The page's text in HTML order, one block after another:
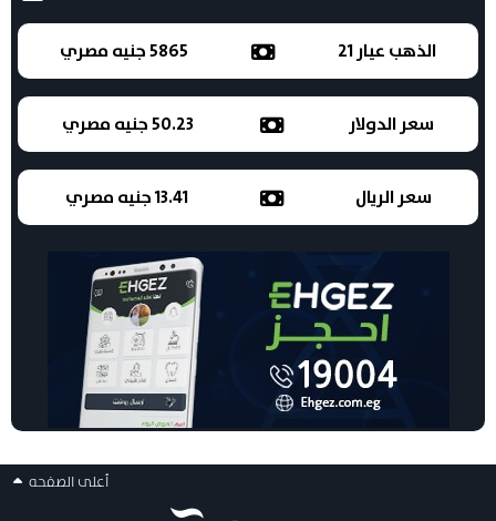
الذهب عيار 21 5865 جنيه مصري
سعر الدولار 50.23 جنيه مصري
سعر الريال 13.41 جنيه مصري
أعلى الصفحه